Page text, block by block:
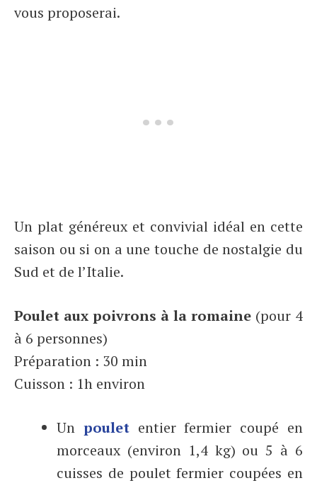
vous proposerai.
Un plat généreux et convivial idéal en cette
saison ou si on a une touche de nostalgie du
Sud et de l’Italie.
Poulet aux poivrons à la romaine (pour 4
à 6 personnes)
Préparation : 30 min
Cuisson : 1h environ
Un pouletentier fermier coupé en
morceaux (environ 1,4 kg) ou 5 à 6
cuisses de poulet fermier coupées en